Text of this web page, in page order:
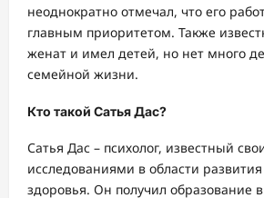
неоднократно отмечал, что его
главным приоритетом. Также
женат и имел детей, но нет много
семейной жизни.
Кто такой Сатья Дас?
Сатья Дас – психолог, известный
исследованиями в области развития
здоровья. Он получил образование